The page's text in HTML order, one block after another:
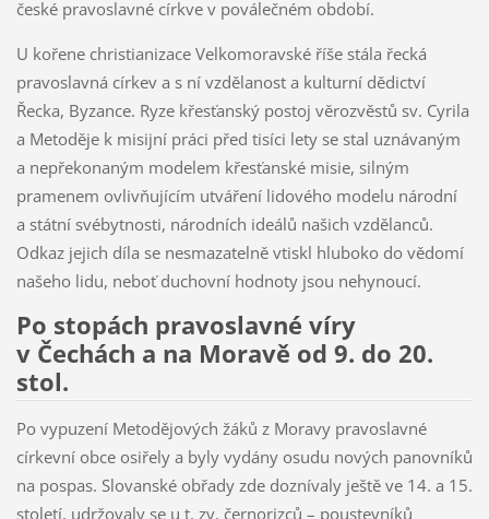
české pravoslavné církve v poválečném období.
U kořene christianizace Velkomoravské říše stála řecká
pravoslavná církev a s ní vzdělanost a kulturní dědictví
Řecka, Byzance. Ryze křesťanský postoj věrozvěstů sv. Cyrila
a Metoděje k misijní práci před tisíci lety se stal uznávaným
a nepřekonaným modelem křesťanské misie, silným
pramenem ovlivňujícím utváření lidového modelu národní
a státní svébytnosti, národních ideálů našich vzdělanců.
Odkaz jejich díla se nesmazatelně vtiskl hluboko do vědomí
našeho lidu, neboť duchovní hodnoty jsou nehynoucí.
Po stopách pravoslavné víry
v Čechách a na Moravě od 9. do 20.
stol.
Po vypuzení Metodějových žáků z Moravy pravoslavné
církevní obce osiřely a byly vydány osudu nových panovníků
na pospas. Slovanské obřady zde doznívaly ještě ve 14. a 15.
století, udržovaly se u t. zv. černorizců – poustevníků